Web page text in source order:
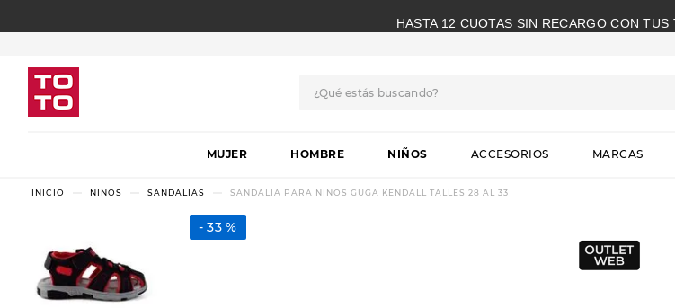
HASTA 12 CUOTAS SIN RECARGO CON TUS
MUJER HOMBRE NIÑOS ACCESORIOS MARCAS
NIÑOS SANDALIAS SANDALIA PARA NIÑOS GUGA KENDALL TALLES 28 AL 33
33 %
1.
botas
2.
skechers
3.